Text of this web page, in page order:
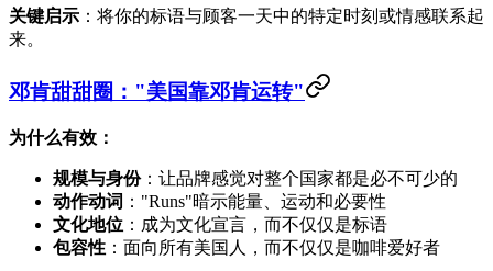
关键启示 ：将你的标语与顾客一天中的特定时刻或情感联系起
来。
邓肯甜甜圈："美国靠邓肯运转"
为什么有效：
规模与身份：让品牌感觉对整个国家都是必不可少的
动作动词 ："Runs"暗示能量、运动和必要性
文化地位 ：成为文化宣言，而不仅仅是标语
包容性 ：面向所有美国人，而不仅仅是咖啡爱好者